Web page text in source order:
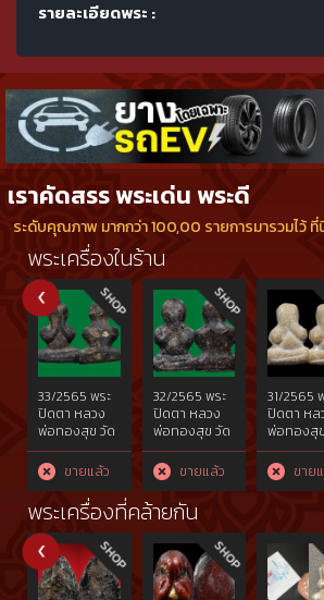
รายละเอียดพระ :
เราคัดสรร พระเด่น พระดี
ระดับคุณภาพ มากกว่า 100,00 รายการมารวมไว้ ที่
พระเครื่องในร้าน
33/2565 พระ
ปิดตา หลวง
พ่อทองสุข วัด
สะพานสูง
จ.นนทบุรี..ยุค
กลาง..พิมพ์
ชลูดเศียร
โต..สร้างราว
ปีพ.ศ2506-
2515
ขายแล้ว
32/2565 พระ
ปิดตา หลวง
พ่อทองสุข วัด
สะพานสูง
นนทบุรี..ยุค
กลาง..พิมพ์
ชลูดหมวกกัน
น็อค..สร้างราว
ปีพ.ศ 2506-
2515
ขายแล้ว
31/2565
ปิดตา หล
พ่อทองสุ
สะพานสูง
จ.นนทบุรี
กลาง พิมพ์
น้ำมัน ไม่
สร้างราว
ปีพ.ศ
2515
ขาย
พระเครื่องที่คล้ายกัน